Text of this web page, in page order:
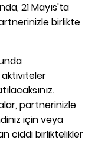
21 Mayıs'ta
birlikte
aktiviteler
partnerinizle
için veya
ciddi birliktelikler